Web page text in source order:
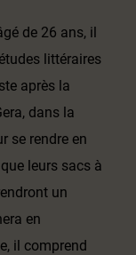
de 26 ans, il
littéraires
après la
dans la
se rendre en
leurs sacs à
un
en
il comprend